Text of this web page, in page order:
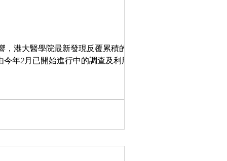
港大醫學院最新發現反覆累積的大壓
年2月已開始進行中的調查及利用一個